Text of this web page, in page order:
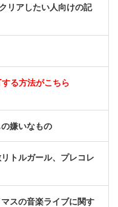
リアしたい人向けの記
る方法がこちら
嫌いなもの
トルガール、プレコレ
スの音楽ライブに関す